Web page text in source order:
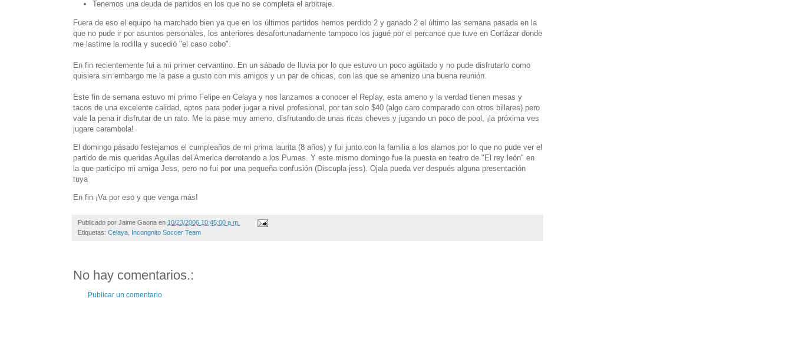
Tenemos una deuda de partidos en los que no se completa el arbitraje.
Fuera de eso el equipo ha marchado bien ya que en los últimos partidos hemos perdido 2 y ganado 2 el último las semana pasada en la
que no pude ir por asuntos personales, los anteriores desafortunadamente tampoco los jugué por el percance que tuve en Cortázar donde
me lastime la rodilla y sucedió "el caso cobo".
En fin recientemente fui a mi primer cervantino. En un sábado de lluvia por lo que estuvo un poco agüitado y no pude disfrutarlo como
quisiera sin embargo me la pase a gusto con mis amigos y un par de chicas, con las que se amenizo una buena reunión.
Este fin de semana estuvo mi primo Felipe en Celaya y nos lanzamos a conocer el Replay, esta ameno y la verdad tienen mesas y
tacos de una excelente calidad, aptos para poder jugar a nivel profesional, por tan solo $40 (algo caro comparado con otros billares) pero
vale la pena ir disfrutar de un rato. Me la pase muy ameno, disfrutando de unas ricas cheves y jugando un poco de pool, ¡la próxima ves
jugare carambola!
El domingo pásado festejamos el cumpleaños de mi prima laurita (8 años) y fui junto con la familia a los alamos por lo que no pude ver el
partido de mis queridas Aguilas del America derrotando a los Pumas. Y este mismo domingo fue la puesta en teatro de "El rey león" en
la que participo mi amiga Jess, pero no fui por una pequeña confusión (Discupla jess). Ojala pueda ver después alguna presentación
tuya
En fin ¡Va por eso y que venga más!
Publicado por Jaime Gaona en 10/23/2006 10:45:00 a.m.
Etiquetas: Celaya Incongnito Soccer Team
No hay comentarios.:
Publicar un comentario